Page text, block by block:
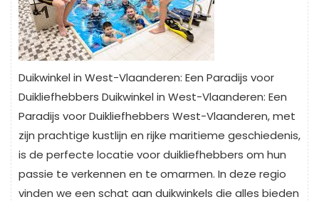
Duikwinkel in West-Vlaanderen: Een Paradijs voor
Duikliefhebbers Duikwinkel in West-Vlaanderen: Een
Paradijs voor Duikliefhebbers West-Vlaanderen, met
zijn prachtige kustlijn en rijke maritieme geschiedenis,
is de perfecte locatie voor duikliefhebbers om hun
passie te verkennen en te omarmen. In deze regio
vinden we een schat aan duikwinkels die alles bieden